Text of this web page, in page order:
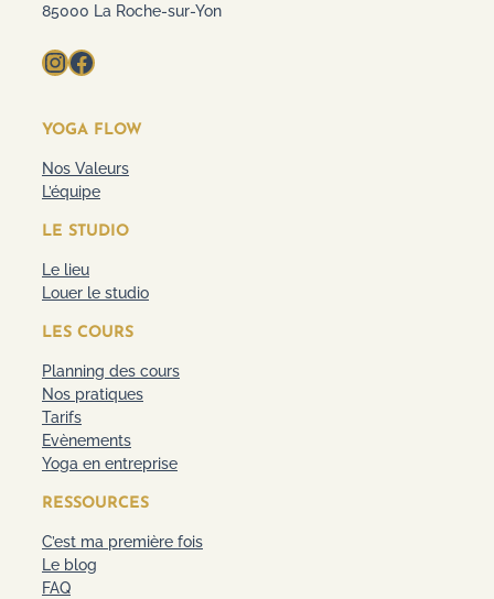
85000 La Roche-sur-Yon
InstagramFacebook
YOGA FLOW
Nos Valeurs
L’équipe
LE STUDIO
Le lieu
Louer le studio
LES COURS
Planning des cours
Nos pratiques
Tarifs
Evènements
Yoga en entreprise
RESSOURCES
C’est ma première fois
Le blog
FAQ